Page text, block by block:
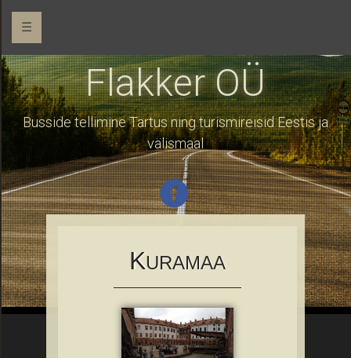
☰
Flakker OÜ
Busside tellimine Tartus ning turismireisid Eestis ja
välismaal
KURAMAA